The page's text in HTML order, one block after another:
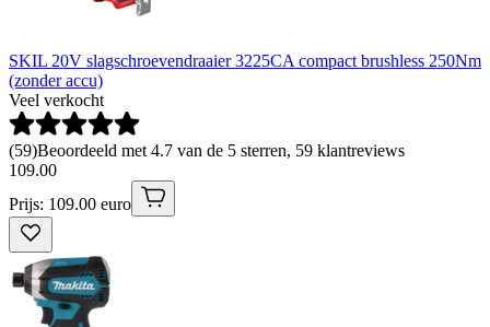
SKIL 20V slagschroevendraaier 3225CA compact brushless 250Nm
(zonder accu)
Veel verkocht
(59)Beoordeeld met 4.7 van de 5 sterren, 59 klantreviews
109.00
Prijs: 109.00 euro